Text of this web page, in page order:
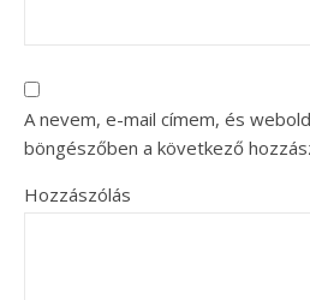
A nevem, e-mail címem, és
böngészőben a következő
Hozzászólás